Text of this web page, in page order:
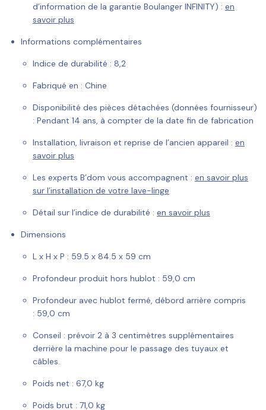
d’information de la garantie Boulanger INFINITY) : en
savoir plus
Informations complémentaires
Indice de durabilité : 8,2
Fabriqué en : Chine
Disponibilité des pièces détachées (données fournisseur)
: Pendant 14 ans, à compter de la date fin de fabrication
Installation, livraison et reprise de l’ancien appareil : en
savoir plus
Les experts B’dom vous accompagnent : en savoir plus
sur l’installation de votre lave-linge
Détail sur l’indice de durabilité : en savoir plus
Dimensions
L x H x P : 59.5 x 84.5 x 59 cm
Profondeur produit hors hublot : 59,0 cm
Profondeur avec hublot fermé, débord arrière compris
: 59,0 cm
Conseil : prévoir 2 à 3 centimètres supplémentaires
derrière la machine pour le passage des tuyaux et
câbles.
Poids net : 67,0 kg
Poids brut : 71,0 kg